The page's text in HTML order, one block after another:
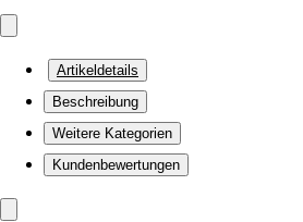
Artikeldetails
Beschreibung
Weitere Kategorien
Kundenbewertungen